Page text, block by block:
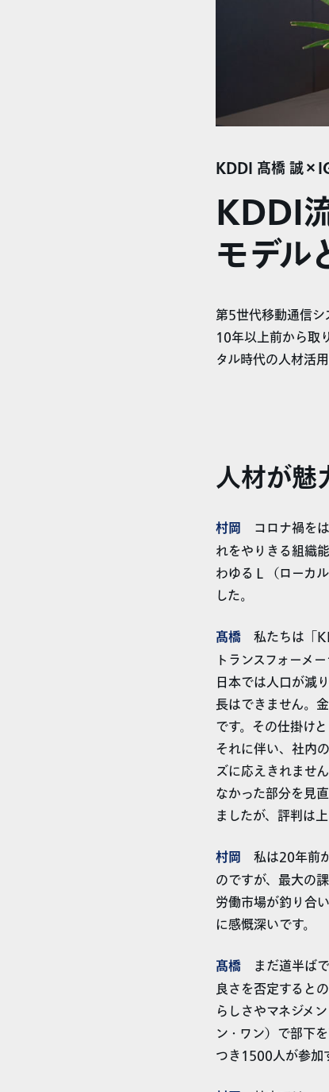
KDDI 髙橋 誠
KDDI
モデル
第5世代移動通信
10年以上前から取
タル時代の人材活
人材が魅
村岡 コロナ禍を
れをやりきる組織
わゆるＬ（ローカ
した。
髙橋 私たちは「
トランスフォーメ
日本では人口が減
長はできません。
です。その仕掛け
それに伴い、社内
ズに応えきれませ
なかった部分を見
ましたが、評判は上
村岡 私は20年前
のですが、最大の
労働市場が釣り合
に感慨深いです。
髙橋 まだ道半ば
良さを否定すると
らしさやマネジメ
ン・ワン）で部下
つき1500人が参加